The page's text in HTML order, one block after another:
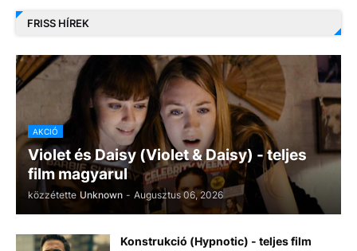
FRISS HÍREK
AKCIÓ
Violet és Daisy (Violet & Daisy) - teljes
film magyarul
közzétette Unknown - Augusztus 06, 2026
Konstrukció (Hypnotic) - teljes film